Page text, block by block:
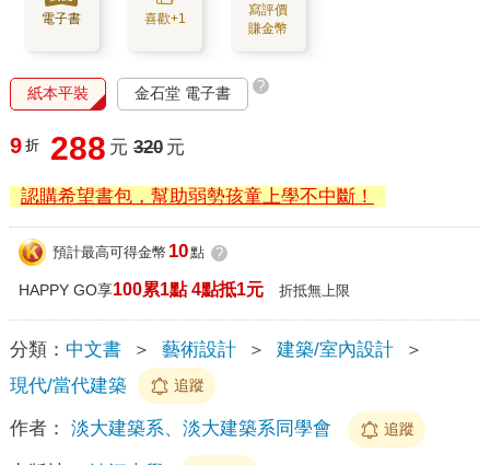
電子書 喜歡+1
寫評價
賺金幣
紙本平裝 金石堂 電子書 ?
9 折 288 元 320 元
認購希望書包，幫助弱勢孩童上學不中斷！
預計最高可得金幣 10點 ?
HAPPY GO享100累1點 4點抵1元 折抵無上限
分類： 中文書 ＞ 藝術設計 ＞ 建築/室內設計
＞
現代/當代建築
追蹤
作者： 淡大建築系、淡大建築系同學會 追蹤